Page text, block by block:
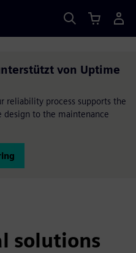
von Uptime
reliability process supports the
to the maintenance
solutions